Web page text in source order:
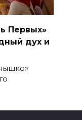
Первых»
дух и